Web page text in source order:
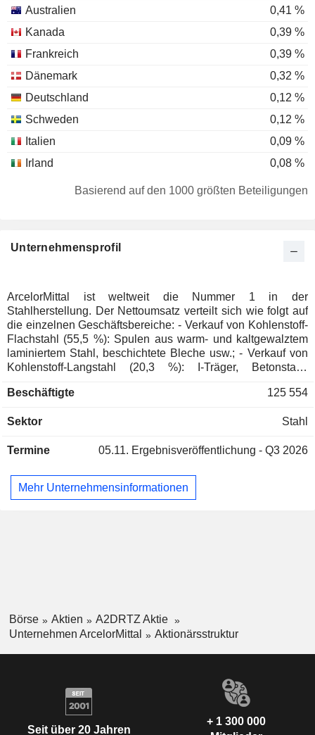
Australien
0,41 %
Kanada
0,39 %
Frankreich
0,39 %
Dänemark
0,32 %
Deutschland
0,12 %
Schweden
0,12 %
Italien
0,09 %
Irland
0,08 %
Cayman Islands
Schweiz
0,02 %
Österreich
0,01 %
Japan
0,01 %
Hong Kong
0,01 %
Belgien
0,01 %
Basierend auf den 1000 größten Beteiligungen
Unternehmensprofil
ArcelorMittal ist weltweit die Nummer 1 in der
Stahlherstellung. Der Nettoumsatz verteilt sich wie folgt auf
die einzelnen Geschäftsbereiche: - Verkauf von Kohlenstoff-
Flachstahl (55,5 %): Spulen aus warm- und kaltgewalztem
laminiertem Stahl, beschichtete Bleche usw.; - Verkauf von
Kohlenstoff-Langstahl (20,3 %): I-Träger, Betonstahl,
Schienen für den Nahverkehr, Spezialprofile und
Verkauf von Eisenerz und Kohle (2,5 %); - Sonstiges (18,6
Produkte der Gruppe sind in erster Linie für folgende
Verpackung und Bauwesen. Der Nettoumsatz verteilt sich
geografisch wie folgt: Deutschland (9,3 %), Polen (7,2 %),
Beschäftigte 125 554
Sektor Stahl
Termine 05.11. Ergebnisveröffentlichung - Q3 2026
Mehr Unternehmensinformationen
Börse Aktien
A2DRTZ Aktie
Unternehmen ArcelorMittal
Aktionärsstruktur
Seit über 20 Jahren
+ 1 300 000